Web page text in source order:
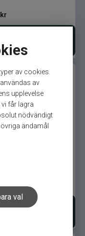
av cookies.
av
upplevelse
vi får lagra
nödvändigt
ändamål
val
kr
Guide Lightweight
kr